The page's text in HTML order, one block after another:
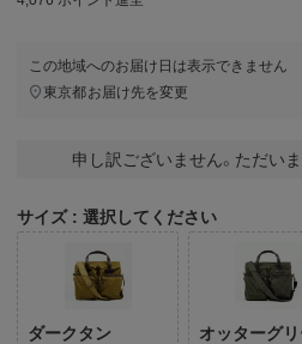
この地域へのお届け日は表示できません
東京都お届け先を変更
申し訳ございません。ただい
サイズ 選択してください
ダークタン オッターグ